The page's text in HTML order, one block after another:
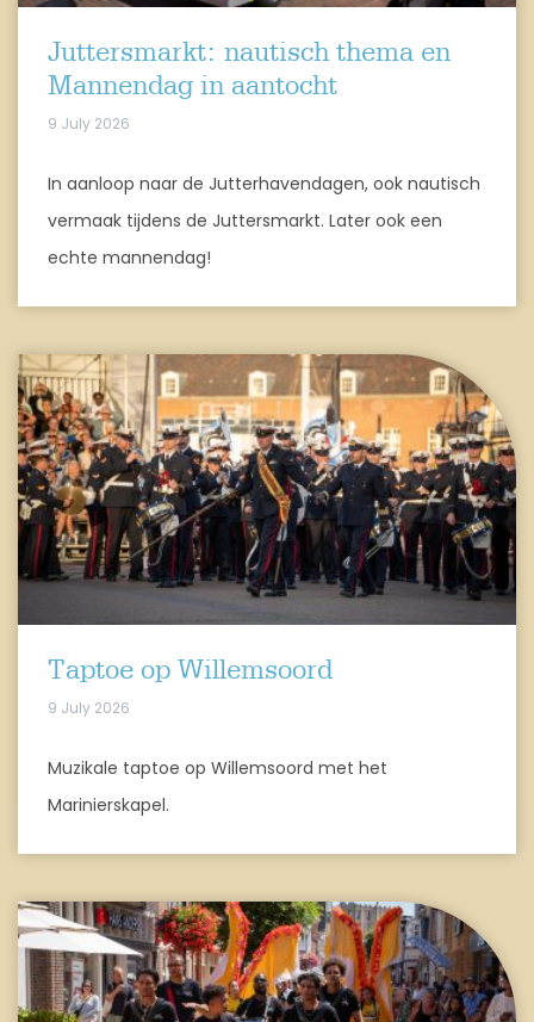
Juttersmarkt: nautisch thema en
Mannendag in aantocht
9 July 2026
In aanloop naar de Jutterhavendagen, ook nautisch
vermaak tijdens de Juttersmarkt. Later ook een
echte mannendag!
Taptoe op Willemsoord
9 July 2026
Muzikale taptoe op Willemsoord met het
Marinierskapel.